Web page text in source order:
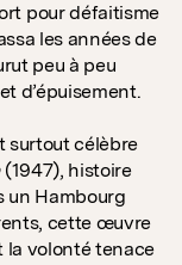
pour défaitisme
les années de
peu à peu
d’épuisement.
surtout célèbre
(1947), histoire
un Hambourg
cette œuvre
la volonté tenace